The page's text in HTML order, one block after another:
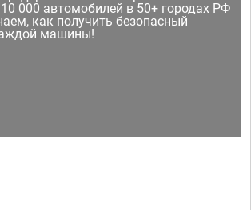
000 автомобилей в 50+ городах РФ
как получить безопасный
машины!